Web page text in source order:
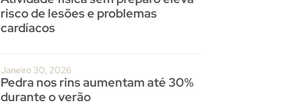
risco de lesões e problemas
cardíacos
Janeiro 30, 2026
Pedra nos rins aumentam até 30%
durante o verão